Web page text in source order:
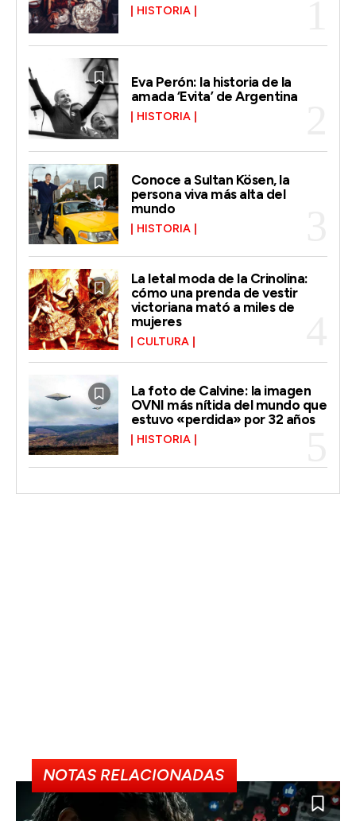
HISTORIA
Eva Perón: la historia de la
amada ‘Evita’ de Argentina
HISTORIA
Conoce a Sultan Kösen, la
persona viva más alta del
mundo
HISTORIA
La letal moda de la Crinolina:
cómo una prenda de vestir
victoriana mató a miles de
mujeres
CULTURA
La foto de Calvine: la imagen
OVNI más nítida del mundo que
estuvo «perdida» por 32 años
HISTORIA
NOTAS RELACIONADAS